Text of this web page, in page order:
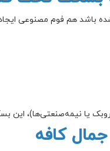
باشد هم فوم مصنوعی
یا نیمه‌صنعتی‌ها)، این
کافه